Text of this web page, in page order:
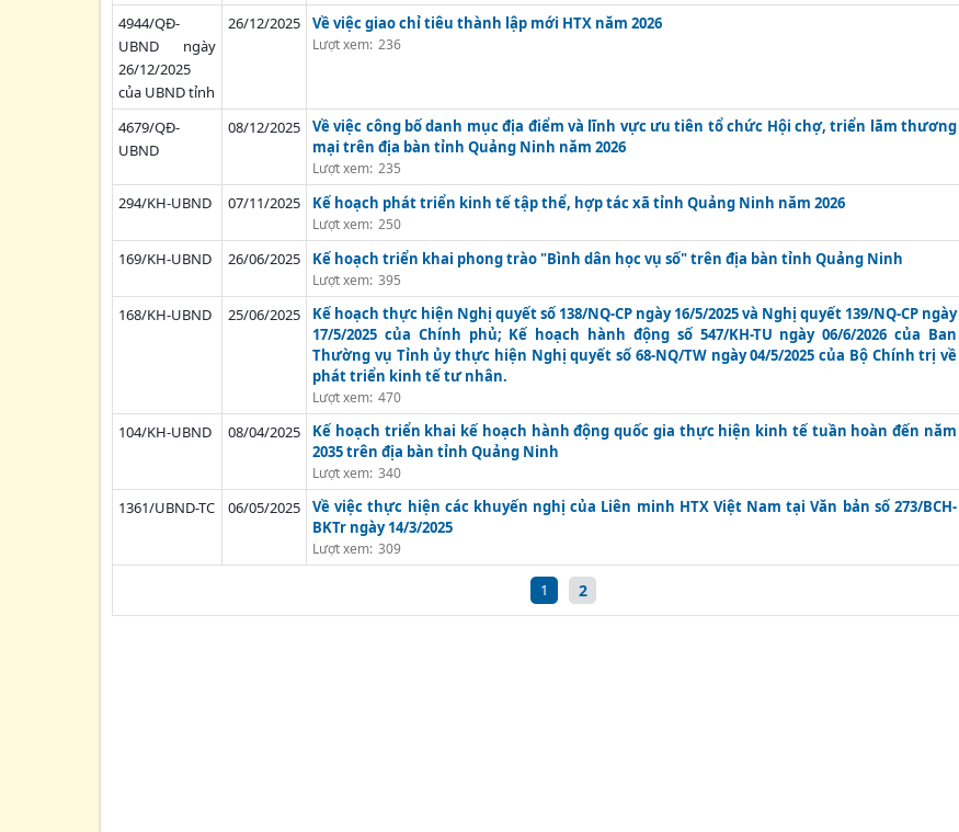
4944/QĐ-
UBND ngày
26/12/2025
của UBND tỉnh
26/12/2025 Về việc giao chỉ tiêu thành lập mới HTX năm 2026
Lượt xem: 236
4679/QĐ-
UBND
08/12/2025
Về việc công bố danh mục địa điểm và lĩnh vực ưu tiên tổ chức Hội chợ, triển lãm thương
mại trên địa bàn tỉnh Quảng Ninh năm 2026
Lượt xem: 235
294/KH-UBND 07/11/2025 Kế hoạch phát triển kinh tế tập thể, hợp tác xã tỉnh Quảng Ninh năm 2026
Lượt xem: 250
169/KH-UBND 26/06/2025 Kế hoạch triển khai phong trào "Bình dân học vụ số" trên địa bàn tỉnh Quảng Ninh
Lượt xem: 395
168/KH-UBND 25/06/2025
Kế hoạch thực hiện Nghị quyết số 138/NQ-CP ngày 16/5/2025 và Nghị quyết 139/NQ-CP ngày
17/5/2025 của Chính phủ; Kế hoạch hành động số 547/KH-TU ngày 06/6/2026 của Ban
Thường vụ Tỉnh ủy thực hiện Nghị quyết số 68-NQ/TW ngày 04/5/2025 của Bộ Chính trị về
phát triển kinh tế tư nhân.
Lượt xem: 470
104/KH-UBND 08/04/2025
Kế hoạch triển khai kế hoạch hành động quốc gia thực hiện kinh tế tuần hoàn đến năm
2035 trên địa bàn tỉnh Quảng Ninh
Lượt xem: 340
1361/UBND-TC 06/05/2025
Về việc thực hiện các khuyến nghị của Liên minh HTX Việt Nam tại Văn bản số 273/BCH-
BKTr ngày 14/3/2025
Lượt xem: 309
1 2